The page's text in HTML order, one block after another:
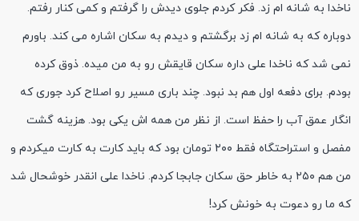
ناخدا به شانه ام زد. فکر کردم جلوی دیدش را گرفتم و کمی کنار رفتم.
دوباره که به شانه ام زد برگشتم و دیدم به سکان اشاره می کند. باورم
نمی شد که ناخدا علی داره سکان قایقش رو به من میده. ذوق کرده
بودم. برای دفعه اول هم بد نبود. چند باری مسیر رو اصلاح کرد جوری که
انگار عمق آب را حفظ است. از نظر من همه اش یکی بود. هزینه گشت
مفصل و استراحتگاه فقط ۲۰۰ تومان بود که باید کارت به کارت میکردم و
من هم ۲۵۰ به خاطر حق سکان جابجا کردم. ناخدا علی انقدر خوشحال شد
که ما رو دعوت به خونش کرد!